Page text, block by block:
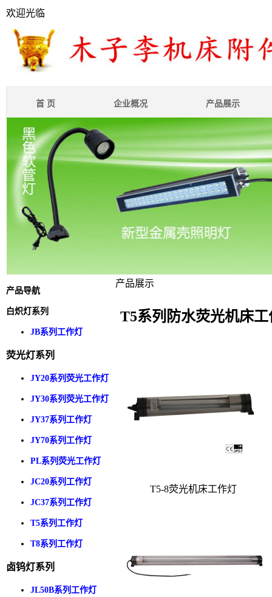
欢迎光临
首 页 企业概况 产品展示
产品导航
白炽灯系列
JB系列工作灯
荧光灯系列
JY20系列荧光工作灯
JY30系列荧光工作灯
JY37系列工作灯
JY70系列工作灯
PL系列荧光工作灯
JC20系列工作灯
JC37系列工作灯
T5系列工作灯
T8系列工作灯
卤钨灯系列
JL50B系列工作灯
产品展示
T5系列防水荧光机床工
T5-8荧光机床工作灯